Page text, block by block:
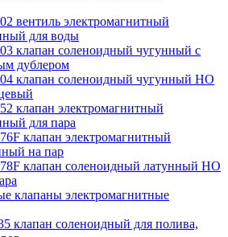
вентиль электромагнитный
для воды
клапан соленоидный чугунный с
дублером
клапан соленоидный чугунный НО
клапан электромагнитный
для пара
клапан электромагнитный
на пар
клапан соленоидный латунный НО
клапаны электромагнитные
клапан соленоидный для полива,